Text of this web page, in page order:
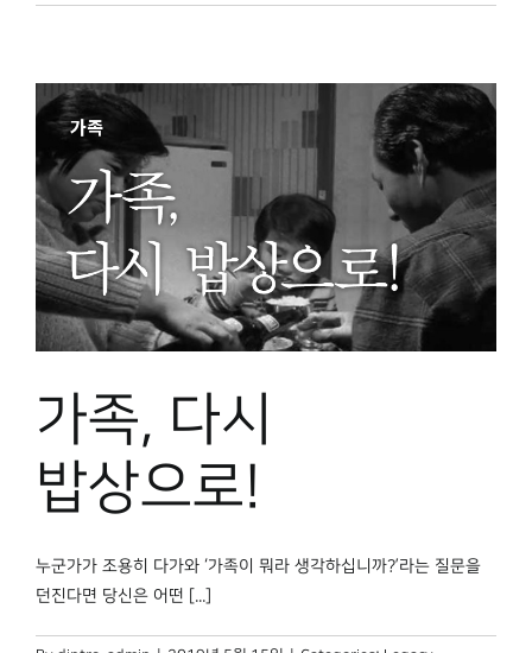
가족, 다시
밥상으로!
누군가가 조용히 다가와 ‘가족이 뭐라 생각하십니까?’라는 질문을
던진다면 당신은 어떤 [...]